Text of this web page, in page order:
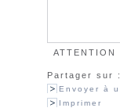
Partager sur
Envoyer à
Imprimer